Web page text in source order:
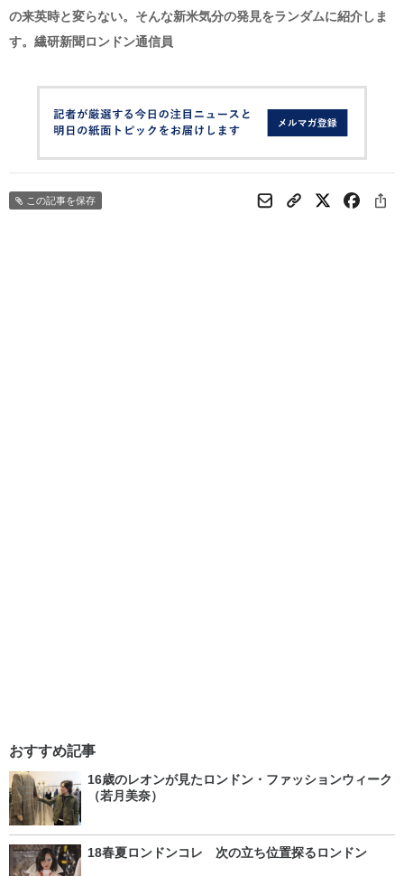
の来英時と変らない。そんな新米気分の発見をランダムに紹介しま
す。繊研新聞ロンドン通信員
この記事を保存
おすすめ記事
16歳のレオンが見たロンドン・ファッションウィーク
（若月美奈）
18春夏ロンドンコレ 次の立ち位置探るロンドン